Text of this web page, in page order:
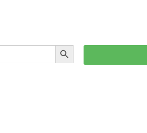
BOTÓN DE BÚSQUEDA